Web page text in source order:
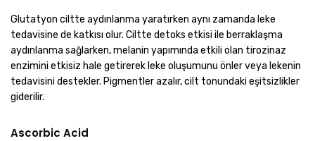
Glutatyon ciltte aydınlanma yaratırken aynı zamanda leke
tedavisine de katkısı olur. Ciltte detoks etkisi ile berraklaşma
aydınlanma sağlarken, melanin yapımında etkili olan tirozinaz
enzimini etkisiz hale getirerek leke oluşumunu önler veya lekenin
tedavisini destekler. Pigmentler azalır, cilt tonundaki eşitsizlikler
giderilir.
Ascorbic Acid